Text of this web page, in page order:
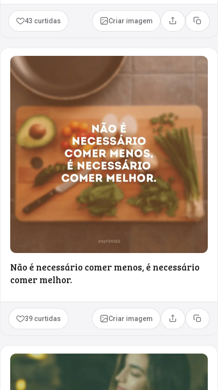
43 curtidas Criar imagem Compartilhar
Copiar
Não é necessário comer menos, é necessário
comer melhor.
39 curtidas Criar imagem Compartilhar
Copiar